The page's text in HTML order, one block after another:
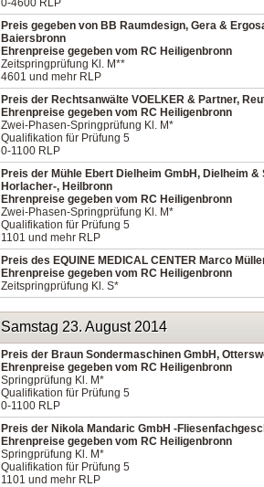
0-4600 RLP
Preis gegeben von BB Raumdesign, Gera &
Baiersbronn
Ehrenpreise gegeben vom RC Heiligenbronn
Zeitspringprüfung Kl. M**
4601 und mehr RLP
Preis der Rechtsanwälte VOELKER & Partner,
Ehrenpreise gegeben vom RC Heiligenbronn
Zwei-Phasen-Springprüfung Kl. M*
Qualifikation für Prüfung 5
0-1100 RLP
Preis der Mühle Ebert Dielheim GmbH, Dielheim
Horlacher-, Heilbronn
Ehrenpreise gegeben vom RC Heiligenbronn
Zwei-Phasen-Springprüfung Kl. M*
Qualifikation für Prüfung 5
1101 und mehr RLP
Preis des EQUINE MEDICAL CENTER Marco
Ehrenpreise gegeben vom RC Heiligenbronn
Zeitspringprüfung Kl. S*
Samstag 23. August 2014
Preis der Braun Sondermaschinen GmbH,
Ehrenpreise gegeben vom RC Heiligenbronn
Springprüfung Kl. M*
Qualifikation für Prüfung 5
0-1100 RLP
Preis der Nikola Mandaric GmbH -
Ehrenpreise gegeben vom RC Heiligenbronn
Springprüfung Kl. M*
Qualifikation für Prüfung 5
1101 und mehr RLP